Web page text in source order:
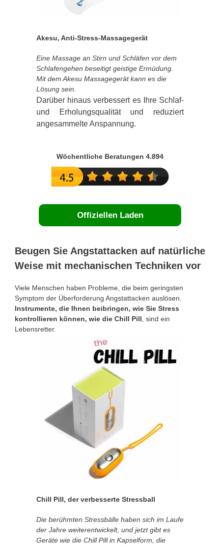
Akesu, Anti-Stress-Massagegerät
Eine Massage an Stirn und Schläfen vor dem
Schlafengehen beseitigt geistige Ermüdung.
Mit dem Akesu Massagegerät kann es die
Lösung sein.
Darüber hinaus verbessert es Ihre Schlaf-
und Erholungsqualität und reduziert
angesammelte Anspannung.
Wöchentliche Beratungen 4.894
Offiziellen Laden
Beugen Sie Angstattacken auf natürliche
Weise mit mechanischen Techniken vor
Viele Menschen haben Probleme, die beim geringsten
Symptom der Überforderung Angstattacken auslösen.
Instrumente, die Ihnen beibringen, wie Sie Stress
kontrollieren können, wie die Chill Pill , sind ein
Lebensretter.
Chill Pill, der verbesserte Stressball
Die berühmten Stressbälle haben sich im Laufe
der Jahre weiterentwickelt, und jetzt gibt es
Geräte wie die Chill Pill in Kapselform, die